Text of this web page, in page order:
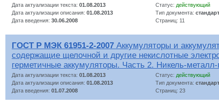
Дата актуализации текста: 01.08.2013 Статус: действующий
Дата актуализации описания: 01.08.2013 Тип документа: стандарт
Дата введения: 30.06.2008 Страниц: 11
ГОСТ Р МЭК 61951-2-2007 Аккумуляторы и
содержащие щелочной и другие некислотные
герметичные аккумуляторы. Часть 2. Никель-
Дата актуализации текста: 01.08.2013 Статус: действующий
Дата актуализации описания: 01.08.2013 Тип документа: стандарт
Дата введения: 01.07.2008 Страниц: 23